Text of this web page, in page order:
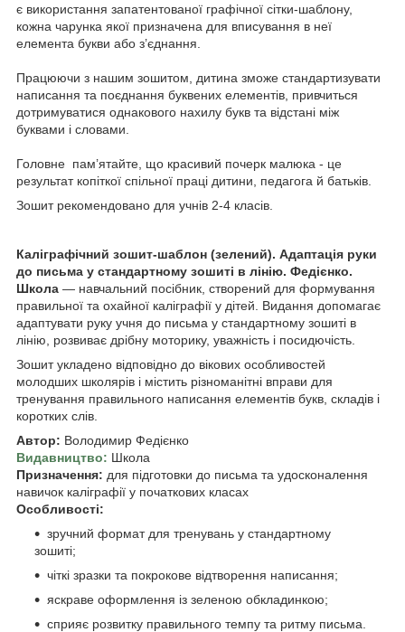
є використання запатентованої графічної сітки-шаблону,
кожна чарунка якої призначена для вписування в неї
елемента букви або з’єднання.
Працюючи з нашим зошитом, дитина зможе стандартизувати
написання та поєднання буквених елементів, привчиться
дотримуватися однакового нахилу букв та відстані між
буквами і словами.
Головне пам’ятайте, що красивий почерк малюка - це
результат копіткої спільної праці дитини, педагога й батьків.
Зошит рекомендовано для учнів 2-4 класів.
Каліграфічний зошит-шаблон (зелений). Адаптація руки
до письма у стандартному зошиті в лінію. Федієнко.
Школа — навчальний посібник, створений для формування
правильної та охайної каліграфії у дітей. Видання допомагає
адаптувати руку учня до письма у стандартному зошиті в
лінію, розвиває дрібну моторику, уважність і посидючість.
Зошит укладено відповідно до вікових особливостей
молодших школярів і містить різноманітні вправи для
тренування правильного написання елементів букв, складів і
коротких слів.
Автор: Володимир Федієнко
Видавництво: Школа
Призначення: для підготовки до письма та удосконалення
навичок каліграфії у початкових класах
Особливості:
зручний формат для тренувань у стандартному
зошиті;
чіткі зразки та покрокове відтворення написання;
яскраве оформлення із зеленою обкладинкою;
сприяє розвитку правильного темпу та ритму письма.